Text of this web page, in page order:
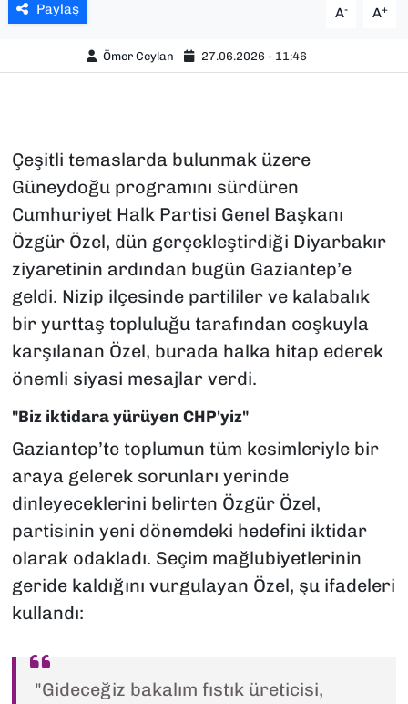
Paylaş A- A+
Ömer Ceylan 27.06.2026 - 11:46
Çeşitli temaslarda bulunmak üzere
Güneydoğu programını sürdüren
Cumhuriyet Halk Partisi Genel Başkanı
Özgür Özel, dün gerçekleştirdiği Diyarbakır
ziyaretinin ardından bugün Gaziantep’e
geldi. Nizip ilçesinde partililer ve kalabalık
bir yurttaş topluluğu tarafından coşkuyla
karşılanan Özel, burada halka hitap ederek
önemli siyasi mesajlar verdi.
"Biz iktidara yürüyen CHP'yiz"
Gaziantep’te toplumun tüm kesimleriyle bir
araya gelerek sorunları yerinde
dinleyeceklerini belirten Özgür Özel,
partisinin yeni dönemdeki hedefini iktidar
olarak odakladı. Seçim mağlubiyetlerinin
geride kaldığını vurgulayan Özel, şu ifadeleri
kullandı:
"Gideceğiz bakalım fıstık üreticisi,